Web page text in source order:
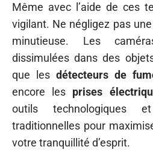
Même avec l’aide de ces
vigilant. Ne négligez pas
minutieuse. Les
dissimulées dans des
que les détecteurs de
encore les prises
outils technologiques
traditionnelles pour
votre tranquillité d’esprit.